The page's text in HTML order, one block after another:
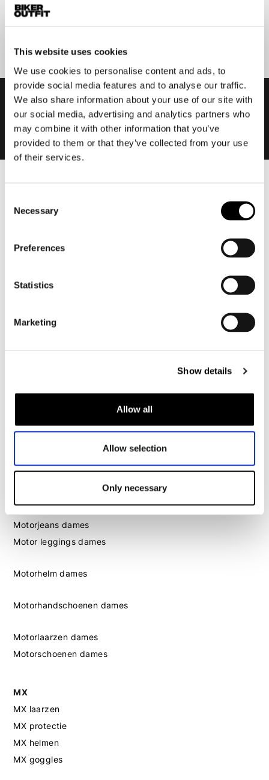
This website uses cookies
We use cookies to personalise content and ads, to
provide social media features and to analyse our traffic.
We also share information about your use of our site with
our social media, advertising and analytics partners who
may combine it with other information that you’ve
provided to them or that they’ve collected from your use
of their services.
Selection
Necessary
Preferences
Statistics
Marketing
Show details
Allow all
Allow selection
Only necessary
Motorkleding heren
Motorhoodie heren
Motorhelm heren
Motorjas dames
Motorpak dames
Motorjeans dames
Motor leggings dames
Motorhelm dames
Motorhandschoenen dames
Motorlaarzen dames
Motorschoenen dames
MX
MX laarzen
MX protectie
MX helmen
MX goggles